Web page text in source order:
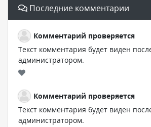
Последние комментарии
Комментарий проверяется
Текст комментария будет виден
администратором.
Комментарий проверяется
Текст комментария будет виден
администратором.